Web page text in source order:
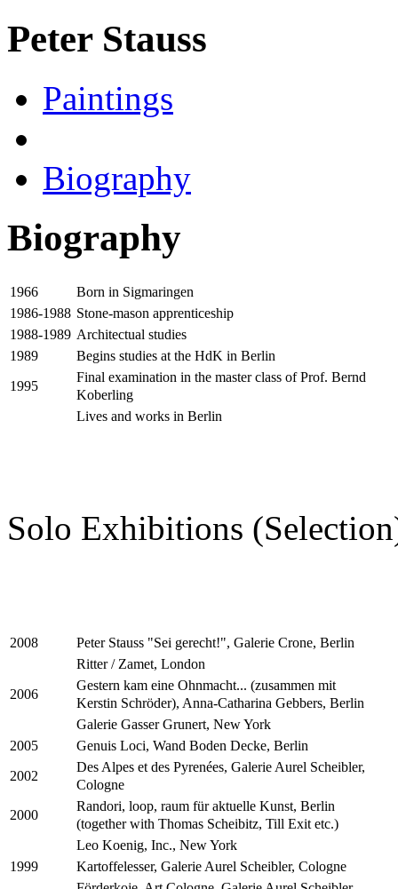
Peter Stauss
Paintings
Biography
Biography
1966 Born in Sigmaringen
1986-1988 Stone-mason apprenticeship
1988-1989 Architectual studies
1989 Begins studies at the HdK in Berlin
1995
Final examination in the master class of Prof. Bernd
Koberling
Lives and works in Berlin
Solo Exhibitions
2008
Peter Stauss "Sei gerecht!", Galerie Crone, Berlin
Ritter / Zamet, London
2006
Gestern kam eine Ohnmacht... (zusammen mit
Kerstin Schröder), Anna-Catharina Gebbers, Berlin
Galerie Gasser Grunert, New York
2005 Genuis Loci, Wand Boden Decke, Berlin
2002
Des Alpes et des Pyrenées, Galerie Aurel Scheibler,
Cologne
2000
Randori, loop, raum für aktuelle Kunst, Berlin
(together with Thomas Scheibitz, Till Exit etc.)
Leo Koenig, Inc., New York
1999
Kartoffelesser, Galerie Aurel Scheibler, Cologne